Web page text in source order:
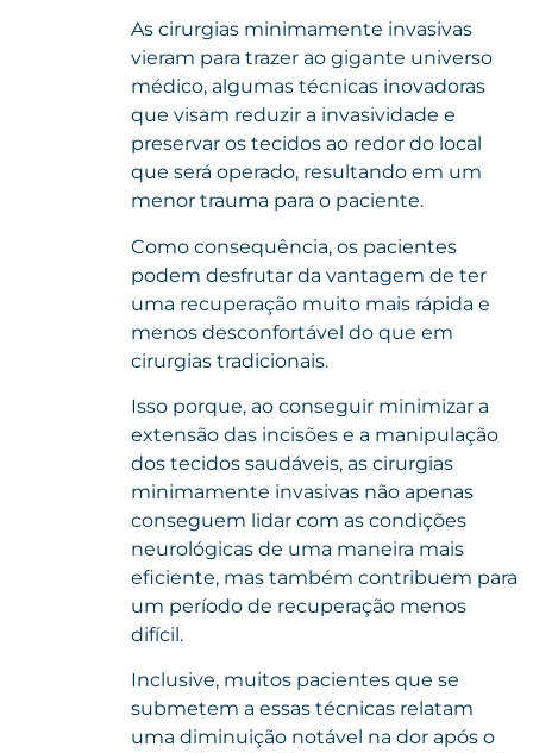
As cirurgias minimamente invasivas
vieram para trazer ao gigante universo
médico, algumas técnicas inovadoras
que visam reduzir a invasividade e
preservar os tecidos ao redor do local
que será operado, resultando em um
menor trauma para o paciente.
Como consequência, os pacientes
podem desfrutar da vantagem de ter
uma recuperação muito mais rápida e
menos desconfortável do que em
cirurgias tradicionais.
Isso porque, ao conseguir minimizar a
extensão das incisões e a manipulação
dos tecidos saudáveis, as cirurgias
minimamente invasivas não apenas
conseguem lidar com as condições
neurológicas de uma maneira mais
eficiente, mas também contribuem para
um período de recuperação menos
difícil.
Inclusive, muitos pacientes que se
submetem a essas técnicas relatam
uma diminuição notável na dor após o